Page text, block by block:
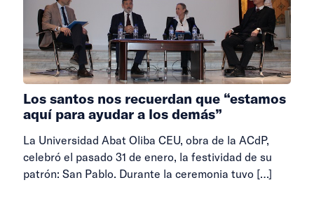
Los santos nos recuerdan que “estamos
aquí para ayudar a los demás”
La Universidad Abat Oliba CEU, obra de la ACdP,
celebró el pasado 31 de enero, la festividad de su
patrón: San Pablo. Durante la ceremonia tuvo […]